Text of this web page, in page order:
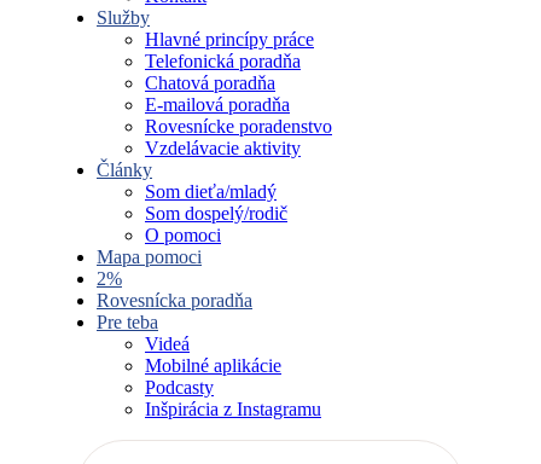
Služby
Hlavné princípy práce
Telefonická poradňa
Chatová poradňa
E-mailová poradňa
Rovesnícke poradenstvo
Vzdelávacie aktivity
Články
Som dieťa/mladý
Som dospelý/rodič
O pomoci
Mapa pomoci
2%
Rovesnícka poradňa
Pre teba
Videá
Mobilné aplikácie
Podcasty
Inšpirácia z Instagramu